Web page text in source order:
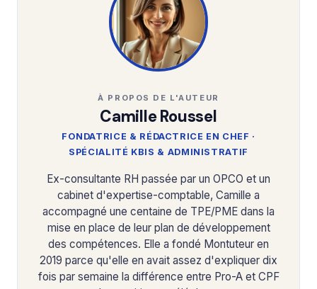
À PROPOS DE L'AUTEUR
Camille Roussel
FONDATRICE & RÉDACTRICE EN CHEF ·
SPÉCIALITÉ KBIS & ADMINISTRATIF
Ex-consultante RH passée par un OPCO et un
cabinet d'expertise-comptable, Camille a
accompagné une centaine de TPE/PME dans la
mise en place de leur plan de développement
des compétences. Elle a fondé Montuteur en
2019 parce qu'elle en avait assez d'expliquer dix
fois par semaine la différence entre Pro-A et CPF